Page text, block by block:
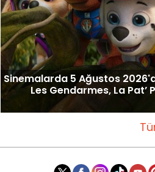
Sinemalarda 5 Ağustos
Les Gendarmes, La